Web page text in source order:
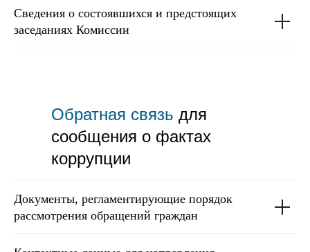
Сведения о состоявшихся и предстоящих
заседаниях Комиссии
Обратная связь для
сообщения о фактах
коррупции
Документы, регламентирующие порядок
рассмотрения обращений граждан